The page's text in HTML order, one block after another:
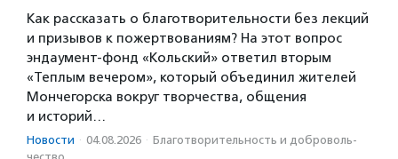
Как рассказать о благотворительности без лекций
и призывов к пожертвованиям? На этот вопрос
эндаумент-фонд «Кольский» ответил вторым
«Теплым вечером», который объединил жителей
Мончегорска вокруг творчества, общения
и историй…
Новости · 04.08.2026 · Благотвори­тель­ность и доброволь­